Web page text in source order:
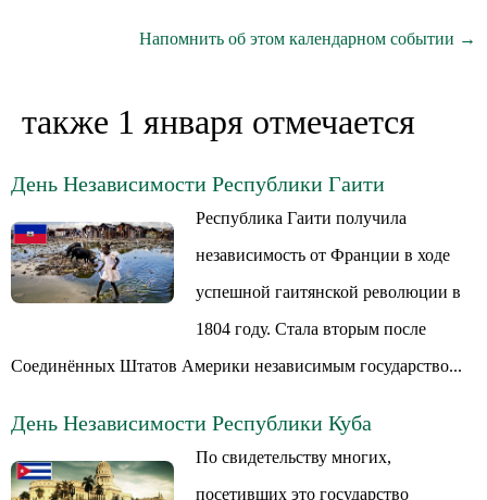
Напомнить об этом календарном событии →
также 1 января отмечается
День Независимости Республики Гаити
Республика Гаити получила
независимость от Франции в ходе
успешной гаитянской революции в
1804 году. Стала вторым после
Соединённых Штатов Америки независимым государство...
День Независимости Республики Куба
По свидетельству многих,
посетивших это государство